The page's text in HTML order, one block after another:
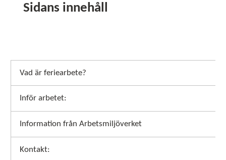
Sidans innehåll
Vad är feriearbete?
Inför arbetet:
Information från Arbetsmiljöverket
Kontakt: